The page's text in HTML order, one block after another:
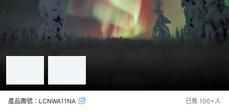
產品團號： LCNWA11NA 已售 100+人